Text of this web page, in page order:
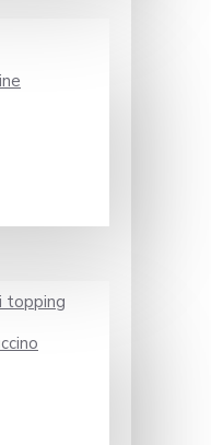
topping